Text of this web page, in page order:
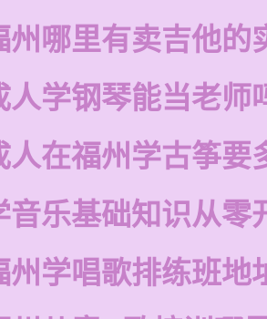
州哪里有卖吉他的
人学钢琴能当老师
人在福州学古筝要
音乐基础知识从零
州学唱歌排练班地